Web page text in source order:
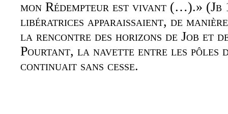
mon Rédempteur est vivant (…).» (Jb
libératrices apparaissaient, de
la rencontre des horizons de Job et
Pourtant, la navette entre les pôles
continuait sans cesse.